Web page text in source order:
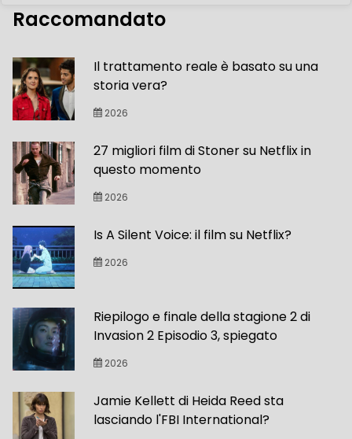
Raccomandato
Il trattamento reale è basato su una
storia vera?
2026
27 migliori film di Stoner su Netflix in
questo momento
2026
Is A Silent Voice: il film su Netflix?
2026
Riepilogo e finale della stagione 2 di
Invasion 2 Episodio 3, spiegato
2026
Jamie Kellett di Heida Reed sta
lasciando l'FBI International?